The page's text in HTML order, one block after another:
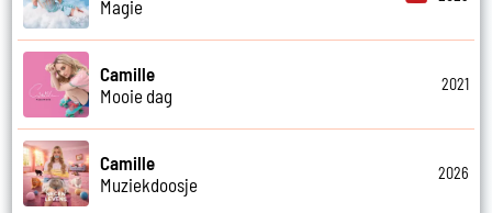
Magie
Camille
Mooie dag
2021
Camille
Muziekdoosje
2026